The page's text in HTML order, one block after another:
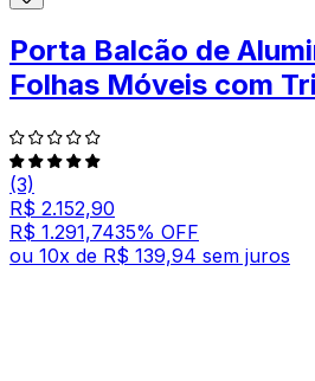
Porta Balcão de
Folhas Móveis com
(3)
R$ 2.152,90
R$ 1.291,7435% OFF
ou 10x de R$ 139,94 sem juros